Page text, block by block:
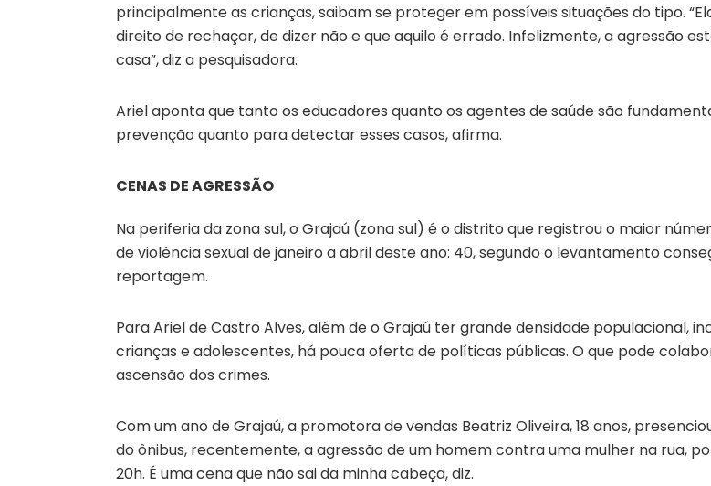
principalmente as crianças, saibam se proteger em possíveis situações do tipo.
direito de rechaçar, de dizer não e que aquilo é errado. Infelizmente, a agressão
casa”, diz a pesquisadora.
Ariel aponta que tanto os educadores quanto os agentes de saúde são
prevenção quanto para detectar esses casos, afirma.
CENAS DE AGRESSÃO
Na periferia da zona sul, o Grajaú (zona sul) é o distrito que registrou o maior
de violência sexual de janeiro a abril deste ano: 40, segundo o levantamento
reportagem.
Para Ariel de Castro Alves, além de o Grajaú ter grande densidade populacional,
crianças e adolescentes, há pouca oferta de políticas públicas. O que pode
ascensão dos crimes.
Com um ano de Grajaú, a promotora de vendas Beatriz Oliveira, 18 anos,
do ônibus, recentemente, a agressão de um homem contra uma mulher na rua,
20h. É uma cena que não sai da minha cabeça, diz.